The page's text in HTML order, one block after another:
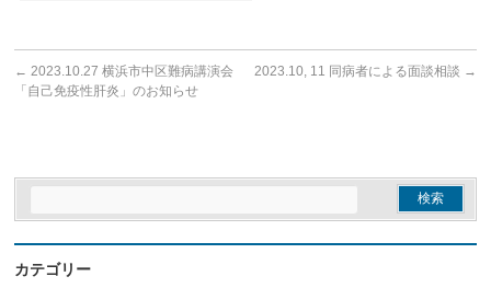
← 2023.10.27 横浜市中区難病講演会
「自己免疫性肝炎」のお知らせ
2023.10, 11 同病者による面談相談 →
カテゴリー